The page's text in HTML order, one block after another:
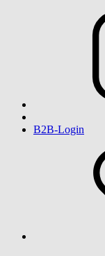
B2B-Login